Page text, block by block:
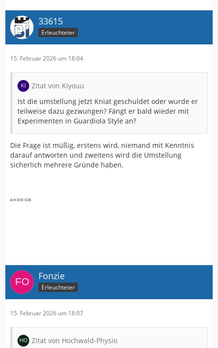
33615
Erleuchteter
15. Februar 2026 um 18:04
Zitat von Kiyouu
Ist die umstellung jetzt Kniat geschuldet oder wurde er
teilweise dazu gezwungen? Fängt er bald wieder mit
Experimenten in Guardiola Style an?
Die Frage ist müßig, erstens wird, niemand mit Kenntnis
darauf antworten und zweitens wird die Umstellung
sicherlich mehrere Gründe haben.
Fonzie
Erleuchteter
15. Februar 2026 um 18:07
Zitat von Hochwald-Physio